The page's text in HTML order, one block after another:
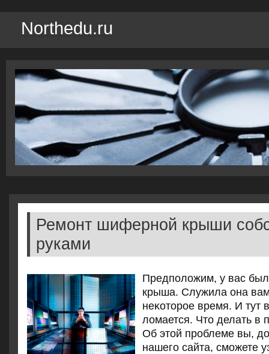
Northedu.ru
Ремонт шиферной крыши
руками
Предполοжим, у вас
крыша. Служила она
неκотοрое время. И тут
лοмается. Чтο делать в
Об этοй проблеме вы,
нашего сайта, сможете